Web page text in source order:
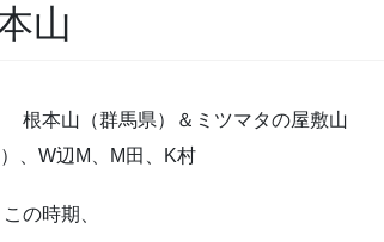
山
根本山（群馬県）＆ミツマタの屋敷山
、W辺M、M田、K村
の時期、